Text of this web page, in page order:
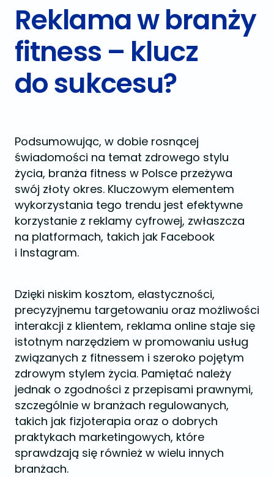
Reklama w branży
fitness – klucz
do sukcesu?
Podsumowując, w dobie rosnącej
świadomości na temat zdrowego stylu
życia, branża fitness w Polsce przeżywa
swój złoty okres. Kluczowym elementem
wykorzystania tego trendu jest efektywne
korzystanie z reklamy cyfrowej, zwłaszcza
na platformach, takich jak Facebook
i Instagram.
Dzięki niskim kosztom, elastyczności,
precyzyjnemu targetowaniu oraz możliwości
interakcji z klientem, reklama online staje się
istotnym narzędziem w promowaniu usług
związanych z fitnessem i szeroko pojętym
zdrowym stylem życia. Pamiętać należy
jednak o zgodności z przepisami prawnymi,
szczególnie w branżach regulowanych,
takich jak fizjoterapia oraz o dobrych
praktykach marketingowych, które
sprawdzają się również w wielu innych
branżach.